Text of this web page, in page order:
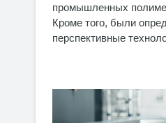
промышленных
Кроме того, были
перспективные